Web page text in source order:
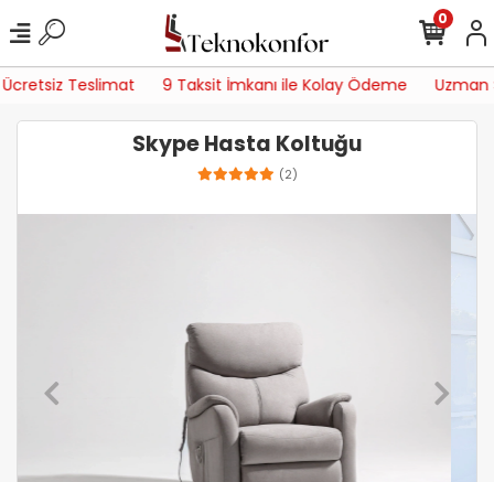
Teslimat 9 Taksit İmkanı ile Kolay Ödeme Uzman
0
Skype Hasta Koltuğu
(2)